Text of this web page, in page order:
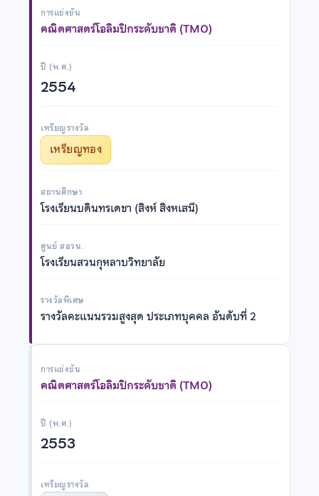
การแข่งขัน
คณิตศาสตร์โอลิมปิกระดับชาติ (TMO)
ปี (พ.ศ.)
2554
เหรียญรางวัล
เหรียญทอง
สถานศึกษา
โรงเรียนบดินทรเดชา (สิงห์ สิงหเสนี)
ศูนย์ สอวน.
โรงเรียนสวนกุหลาบวิทยาลัย
รางวัลพิเศษ
รางวัลคะแนนรวมสูงสุด ประเภทบุคคล อันดับที่ 2
การแข่งขัน
คณิตศาสตร์โอลิมปิกระดับชาติ (TMO)
ปี (พ.ศ.)
2553
เหรียญรางวัล